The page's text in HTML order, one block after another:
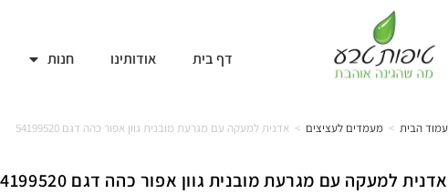
דף בית אודותינו חנות
עמוד הבית > מעמדים לעציצים > אדנית למעקה עם מגרעת מובנית גוון אפור כהה דגם 54199520
אדנית למעקה עם מגרעת מובנית גוון אפור כהה דגם 54199520